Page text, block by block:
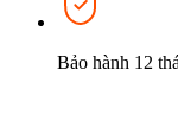
Bảo hành 12